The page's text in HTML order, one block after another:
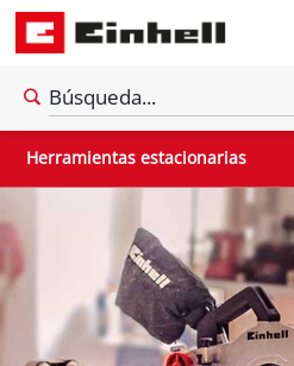
Herramientas estacionarias
Sierra estacionaria
Otras máquinas